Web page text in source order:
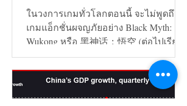
ในวงการเกมทั่วโลกตอนนี้ จะไม่พูดถึง
เกมแอ็กชั่นผจญภัยอย่าง Black Myth:
Wukong หรือ 黑神话：悟空 (ต่อไปเรียก
ว่า เกมหงอคง) ไม่ได้เลย...